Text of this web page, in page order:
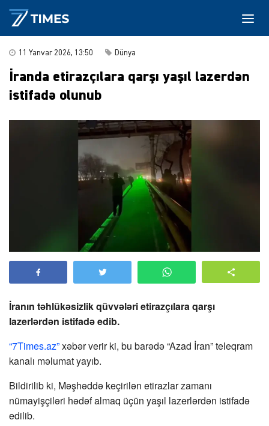
11 Yanvar 2026, 13:50 Dünya
İranda etirazçılara qarşı yaşıl lazerdən
istifadə olunub
İranın təhlükəsizlik qüvvələri etirazçılara qarşı
lazerlərdən istifadə edib.
“7Times.az”xəbər verir ki, bu barədə “Azad İran” teleqram
kanalı məlumat yayıb.
Bildirilib ki, Məşhəddə keçirilən etirazlar zamanı
nümayişçiləri hədəf almaq üçün yaşıl lazerlərdən istifadə
edilib.